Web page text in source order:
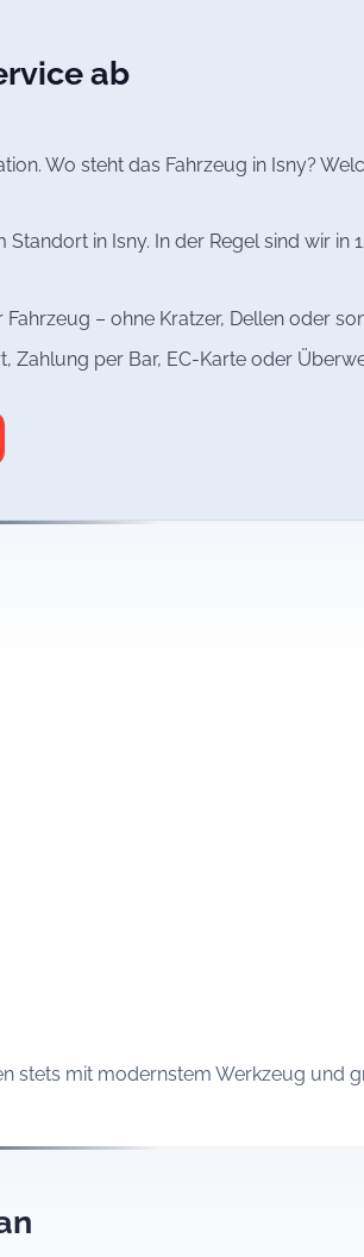
ab
Wo steht das Fahrzeug in Isny?
in Isny. In der Regel sind wir in
– ohne Kratzer, Dellen oder
Zahlung per Bar, EC-Karte oder
stets mit modernstem Werkzeug und